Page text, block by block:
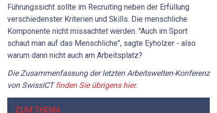
Führungssicht sollte im Recruiting neben der Erfüllung
verschiedenster Kriterien und Skills. Die menschliche
Komponente nicht missachtet werden. "Auch im Sport
schaut man auf das Menschliche", sagte Eyholzer - also
warum dann nicht auch am Arbeitsplatz?
Die Zusammenfassung der letzten Arbeitswelten-Konferenz
von SwissICTfinden Sie übrigens hier.
ZUM THEMA